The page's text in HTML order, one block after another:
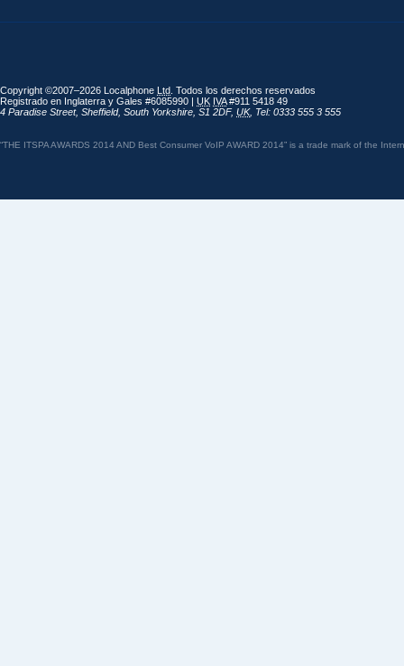
Copyright ©2007–2026 Localphone Ltd . Todos los derechos reservados
Registrado en Inglaterra y Gales #6085990 | UK IVA#911 5418 49
4 Paradise Street, Sheffield, South Yorkshire S1 2DF, UK, Tel: 0333 555 3 555
“THE ITSPA AWARDS 2014 AND Best Consumer VoIP AWARD 2014” is a trade mark of the